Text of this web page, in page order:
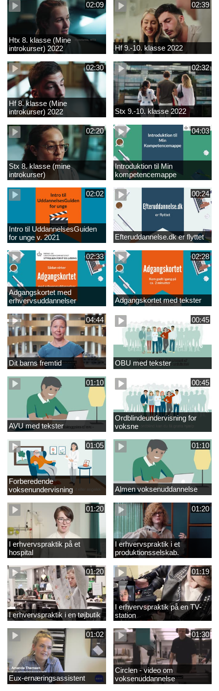
02:09
Htx 8. klasse (Mine
introkurser) 2022
02:39
Hf 9.-10. klasse 2022
02:30
Hf 8. klasse (Mine
introkurser) 2022
02:32
Stx 9.-10. klasse 2022
02:20
Stx 8. klasse (mine
introkurser)
04:03
Introduktion til Min
kompetencemappe
02:02
Intro til UddannelsesGuiden
for unge v. 2021
00:24
Efteruddannelse.dk er flyttet
02:33
Adgangskortet med
erhvervsuddannelser
02:28
Adgangskortet med tekster
04:44
Dit barns fremtid
00:45
OBU med tekster
01:10
AVU med tekster
00:45
Ordblindeundervisning for
voksne
01:05
Forberedende
voksenundervisning
01:10
Almen voksenuddannelse
01:20
I erhvervspraktik på et
hospital
01:20
I erhvervspraktik i et
produktionsselskab.
01:20
I erhvervspraktik i en tøjbutik
01:19
I erhvervspraktik på en TV-
station
01:02
Eux-ernæringsassistent
01:30
Circlen - video om
voksenuddannelse